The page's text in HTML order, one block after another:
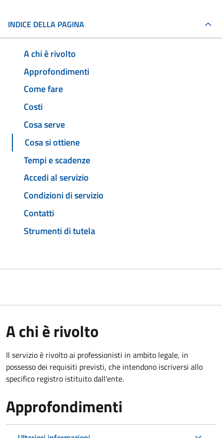
INDICE DELLA PAGINA
A chi è rivolto
Approfondimenti
Come fare
Costi
Cosa serve
Cosa si ottiene
Tempi e scadenze
Accedi al servizio
Condizioni di servizio
Contatti
Strumenti di tutela
A chi è rivolto
Il servizio è rivolto ai professionisti in ambito legale, in
possesso dei requisiti previsti, che intendono iscriversi allo
specifico registro istituito dall'ente.
Approfondimenti